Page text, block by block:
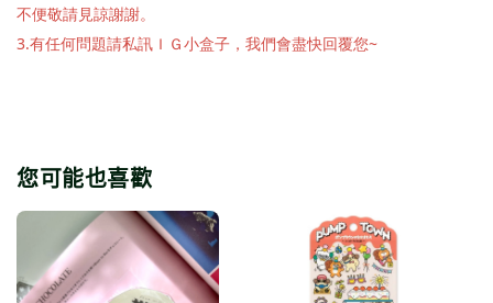
不便敬請見諒謝謝。
3.有任何問題請私訊ＩＧ小盒子，我們會盡快回覆您~
您可能也喜歡